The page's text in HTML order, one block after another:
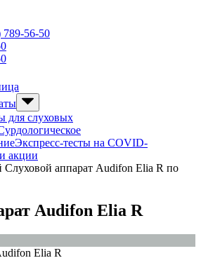
789-56-50
для слуховых
Экспресс-тесты на COVID-
акции
аппарат Audifon Elia R по
Audifon Elia R